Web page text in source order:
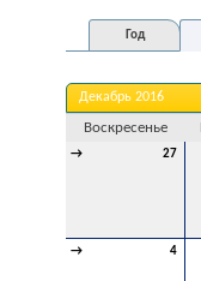
Год
Декабрь 2016
Воскресенье
→ 27
→ 4